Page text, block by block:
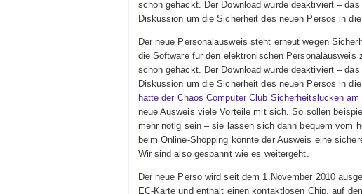
schon gehackt. Der Download wurde deaktiviert –
Diskussion um die Sicherheit des neuen Persos in
Der neue Personalausweis steht erneut wegen
die Software für den elektronischen Personalausweis
schon gehackt. Der Download wurde deaktiviert –
Diskussion um die Sicherheit des neuen Persos in
hatte der Chaos Computer Club Sicherheitslücken
neue Ausweis viele Vorteile mit sich. So sollen
mehr nötig sein – sie lassen sich dann bequem vom
beim Online-Shopping könnte der Ausweis eine
Wir sind also gespannt wie es weitergeht.
Der neue Perso wird seit dem 1.November 2010
EC-Karte und enthält einen kontaktlosen Chip, auf